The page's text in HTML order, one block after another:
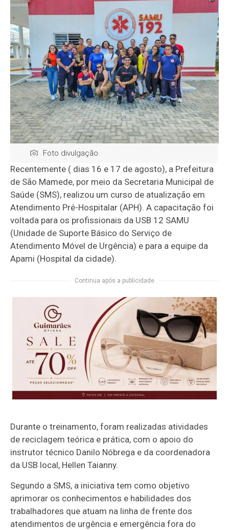
Foto divulgação
Recentemente ( dias 16 e 17 de agosto), a Prefeitura
de São Mamede, por meio da Secretaria Municipal de
Saúde (SMS), realizou um curso de atualização em
Atendimento Pré-Hospitalar (APH). A capacitação foi
voltada para os profissionais da USB 12 SAMU
(Unidade de Suporte Básico do Serviço de
Atendimento Móvel de Urgência) e para a equipe da
Apami (Hospital da cidade).
Continua após a publicidade
Durante o treinamento, foram realizadas atividades
de reciclagem teórica e prática, com o apoio do
instrutor técnico Danilo Nóbrega e da coordenadora
da USB local, Hellen Taianny.
Segundo a SMS, a iniciativa tem como objetivo
aprimorar os conhecimentos e habilidades dos
trabalhadores que atuam na linha de frente dos
atendimentos de urgência e emergência fora do